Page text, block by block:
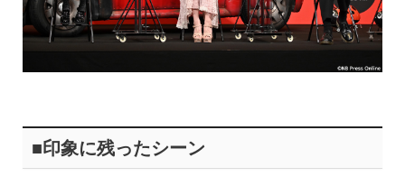
■印象に残ったシーン